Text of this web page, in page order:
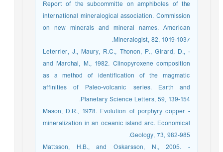
Report of the subcommitte on amphiboles of the
international mineralogical association. Commission
on new minerals and mineral names. American
Mineralogist, 82, 1019-1037.
- Leterrier, J., Maury, R.C., Thonon, P., Girard, D.,
and Marchal, M., 1982. Clinopyroxene composition
as a method of identification of the magmatic
affinities of Paleo-volcanic series. Earth and
Planetary Science Letters, 59, 139-154.
- Mason, D.R., 1978. Evolution of porphyry copper
mineralization in an oceanic island arc. Economical
Geology, 73, 982-985.
- Mattsson, H.B., and Oskarsson, N., 2005.